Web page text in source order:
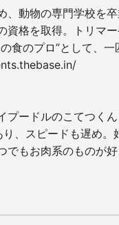
、動物の専門学校を
資格を取得。トリマ
食のプロ”として、
プードルのこてつく
、スピードも遅め
でもお肉系のものが